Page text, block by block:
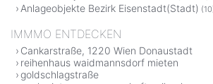
Anlageobjekte Bezirk Eisenstadt(Stadt)
IMMMO ENTDECKEN
Cankarstraße, 1220 Wien Donaustadt
reihenhaus waidmannsdorf mieten
goldschlagstraße